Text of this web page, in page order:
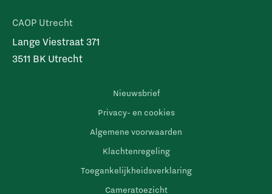
CAOP Utrecht
Lange Viestraat 371
3511 BK Utrecht
Nieuwsbrief
Privacy- en cookies
Algemene voorwaarden
Klachtenregeling
Toegankelijkheidsverklaring
Cameratoezicht